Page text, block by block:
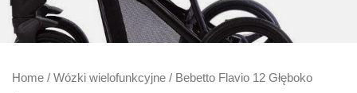
Home / Wózki wielofunkcyjne / Bebetto Flavio 12 Głęboko